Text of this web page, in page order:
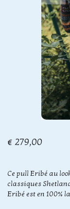
€ 279,00
Ce pull Eribé au
classiques
Eribé est en 100%